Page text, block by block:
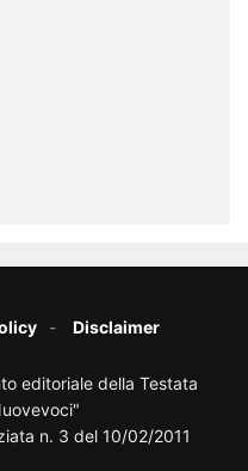
Disclaimer
editoriale della Testata
n. 3 del 10/02/2011